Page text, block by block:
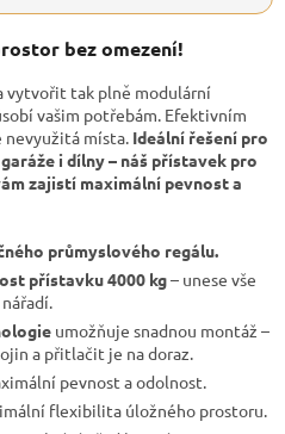
bez omezení!
vytvořit tak plně modulární
vašim potřebám. Efektivním
nevyužitá místa. Ideální řešení pro
i dílny – náš přístavek pro
zajistí maximální pevnost a
průmyslového regálu.
přístavku 4000 kg– unese vše
umožňuje snadnou montáž –
a přitlačit je na doraz.
pevnost a odolnost.
flexibilita úložného prostoru.